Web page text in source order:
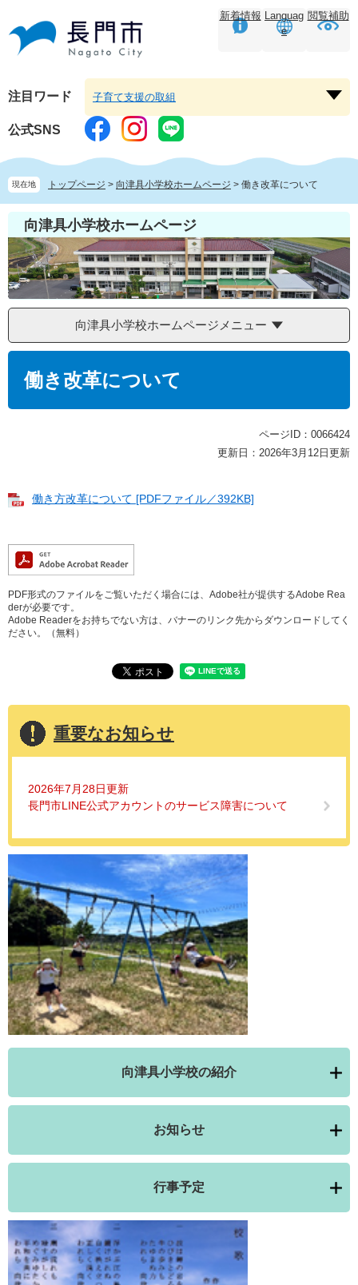
頭
す。
飛
し
本
文
へ
新着情報 Languag
e
閲覧補助
注目ワード
ー
子育て支援の取組
公式SNS
現在地 トップページ > 向津具小学校ホームページ > 働き改革について
向津具小学校ホームページ
向津具小学校ホームページメニュー
働き改革について
ページID：0066424
更新日：2026年3月12日更新
働き方改革について [PDFファイル／392KB]
PDF形式のファイルをご覧いただく場合には、Adobe社が提供するAdobe Rea
derが必要です。
Adobe Readerをお持ちでない方は、バナーのリンク先からダウンロードしてく
ださい。（無料）
重要なお知らせ
2026年7月28日更新
長門市LINE公式アカウントのサービス障害について
向津具小学校の紹介
お知らせ
行事予定